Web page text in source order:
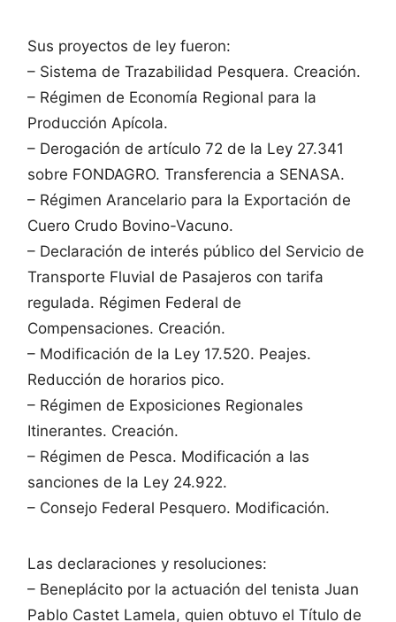
Sus proyectos de ley fueron:
– Sistema de Trazabilidad Pesquera. Creación.
– Régimen de Economía Regional para la
Producción Apícola.
– Derogación de artículo 72 de la Ley 27.341
sobre FONDAGRO. Transferencia a SENASA.
– Régimen Arancelario para la Exportación de
Cuero Crudo Bovino-Vacuno.
– Declaración de interés público del Servicio de
Transporte Fluvial de Pasajeros con tarifa
regulada. Régimen Federal de
Compensaciones. Creación.
– Modificación de la Ley 17.520. Peajes.
Reducción de horarios pico.
– Régimen de Exposiciones Regionales
Itinerantes. Creación.
– Régimen de Pesca. Modificación a las
sanciones de la Ley 24.922.
– Consejo Federal Pesquero. Modificación.
Las declaraciones y resoluciones:
– Beneplácito por la actuación del tenista Juan
Pablo Castet Lamela, quien obtuvo el Título de